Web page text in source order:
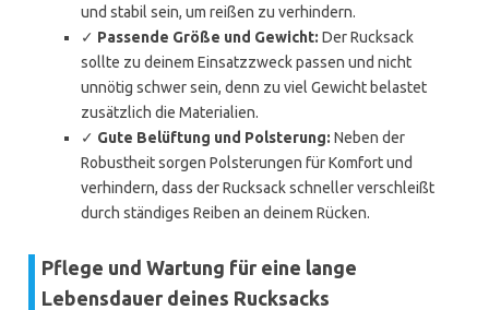
und stabil sein, um reißen zu verhindern.
✓ Passende Größe und Gewicht: Der Rucksack
sollte zu deinem Einsatzzweck passen und nicht
unnötig schwer sein, denn zu viel Gewicht belastet
zusätzlich die Materialien.
✓ Gute Belüftung und Polsterung: Neben der
Robustheit sorgen Polsterungen für Komfort und
verhindern, dass der Rucksack schneller verschleißt
durch ständiges Reiben an deinem Rücken.
Pflege und Wartung für eine lange
Lebensdauer deines Rucksacks